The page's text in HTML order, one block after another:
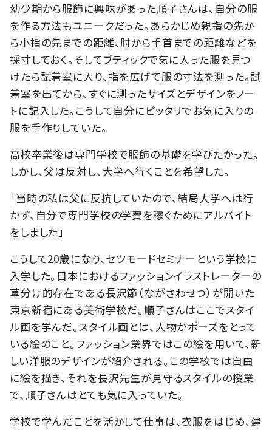
幼少期から服飾に興味があった順子さんは、自分の服
を作る方法もユニークだった。あらかじめ親指の先か
ら小指の先までの距離、肘から手首までの距離などを
採寸しておく。そしてブティックで気に入った服を見つ
けたら試着室に入り、指を広げて服の寸法を測った。試
着室を出てから、すぐに測ったサイズとデザインをノー
トに記入した。こうして自分にピッタリでお気に入りの
服を手作りしていた。
高校卒業後は専門学校で服飾の基礎を学びたかった。
しかし、父は反対し、大学へ行くことを希望した。
「当時の私は父に反抗していたので、結局大学へは行
かず、自分で専門学校の学費を稼ぐためにアルバイト
をしました」
こうして20歳になり、セツモードセミナーという学校に
入学した。日本におけるファッションイラストレーターの
草分け的存在である長沢節（ながさわせつ）が開いた
東京新宿にある美術学校だ。順子さんはここでスタイ
ル画を学んだ。スタイル画とは、人物がポーズをとって
いる絵のこと。ファッション業界ではこの絵を用いて、新
しい洋服のデザインが紹介される。この学校では自由
に絵を描き、それを長沢先生が見守るスタイルの授業
で、順子さんはとても気に入っていた。
学校で学んだことを活かして仕事は、衣服をはじめ、建